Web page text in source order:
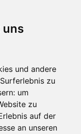
uns
und andere
zu
um
zu
auf der
an unseren